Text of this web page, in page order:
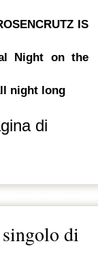
IS
Night on the
night long
di
di